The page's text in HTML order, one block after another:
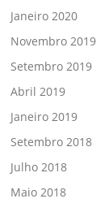
Janeiro 2020
Novembro 2019
Setembro 2019
Abril 2019
Janeiro 2019
Setembro 2018
Julho 2018
Maio 2018